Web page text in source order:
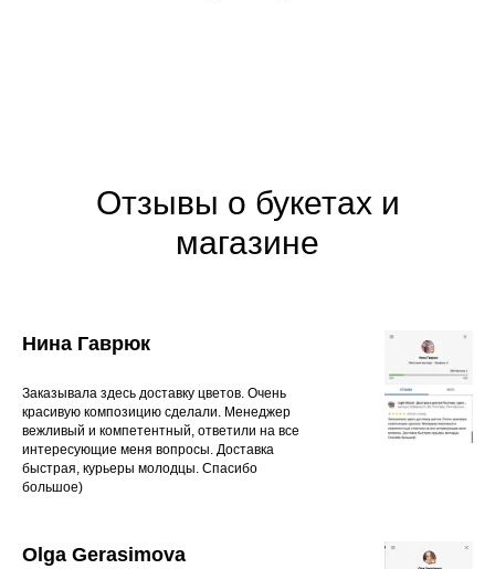
Отзывы о букетах и
магазине
Нина Гаврюк
Заказывала здесь доставку цветов. Очень
красивую композицию сделали. Менеджер
вежливый и компетентный, ответили на все
интересующие меня вопросы. Доставка
быстрая, курьеры молодцы. Спасибо
большое)
Olga Gerasimova